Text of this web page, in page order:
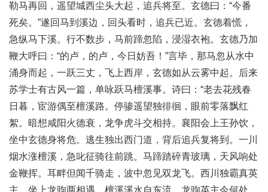
勒马再回，遥望城西尘头大起，追兵将至。玄德曰：“今番
死矣。”遂回马到溪边，回头看时，追兵已近。玄德着慌，
急纵马下溪。行不数步，马前蹄忽陷，浸湿衣袍。玄德乃加
鞭大呼曰：“的卢，的卢，今日妨吾！”言毕，那马忽从水中
涌身而起，一跃三丈，飞上西岸，玄德如从云雾中起。后来
苏学士有古风一篇，单咏跃马檀溪事。诗曰：“老去花残春
日暮，宦游偶至檀溪路。停骖遥望独徘徊，眼前零落飘红
絮。暗想咸阳火德衰，龙争虎斗交相持。襄阳会上王孙饮，
坐中玄德身将危。逃生独出西门道，背后追兵复将到。一川
烟水涨檀溪，急叱征骑往前跳。马蹄踏碎青玻璃，天风响处
金鞭挥。耳畔但闻千骑走，波中忽见双龙飞。西川独霸真英
主，坐上龙驹两相遇。檀溪溪水自东流，龙驹英主今何处。